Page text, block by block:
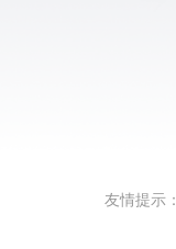
友情提示